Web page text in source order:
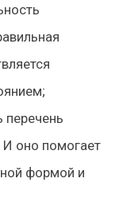
перечень
оно помогает
формой и